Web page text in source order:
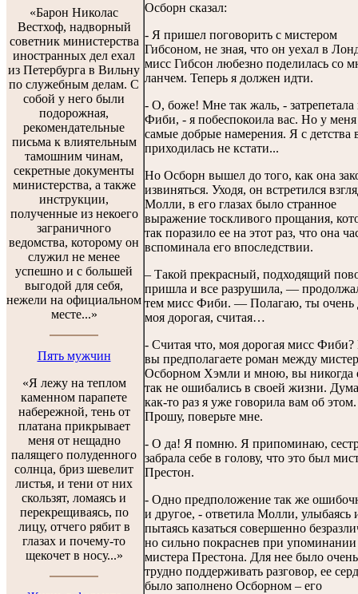
«Барон Николас
Вестхоф, надворный
советник министерства
иностранных дел ехал
из Петербурга в Вильну
по служебным делам. С
собой у него были
подорожная,
рекомендательные
письма к влиятельным
тамошним чинам,
секретные документы
министерства, а также
инструкции,
полученные из некоего
заграничного
ведомства, которому он
служил не менее
успешно и с большей
выгодой для себя,
нежели на официальном
месте...»
Пять мужчин
«Я лежу на теплом
каменном парапете
набережной, тень от
платана прикрывает
меня от нещадно
палящего полуденного
солнца, бриз шевелит
листья, и тени от них
скользят, ломаясь и
перекрещиваясь, по
лицу, отчего рябит в
глазах и почему-то
щекочет в носу...»
Осборн сказал:
- Я пришел поговорить с мистером
Гибсоном, не зная, что он уехал в
мисс Гибсон любезно поделилась со
ланчем. Теперь я должен идти.
- О, боже! Мне так жаль, - затрепетала
Фиби, - я побеспокоила вас. Но у
самые добрые намерения. Я с детства
приходилась не кстати...
Но Осборн вышел до того, как она
извиняться. Уходя, он встретился
Молли, в его глазах было странное
выражение тоскливого прощания,
так поразило ее на этот раз, что она
вспоминала его впоследствии.
– Такой прекрасный, подходящий
пришла и все разрушила, —
тем мисс Фиби. — Полагаю, ты очень
моя дорогая, считая…
- Считая что, моя дорогая мисс Фиби?
вы предполагаете роман между
Осборном Хэмли и мною, вы никогда
так не ошибались в своей жизни.
как-то раз я уже говорила вам об этом.
Прошу, поверьте мне.
- О да! Я помню. Я припоминаю,
забрала себе в голову, что это был
Престон.
- Одно предположение так же
и другое, - ответила Молли, улыбаясь
пытаясь казаться совершенно
но сильно покраснев при
мистера Престона. Для нее было очень
трудно поддерживать разговор, ее
было заполнено Осборном – его